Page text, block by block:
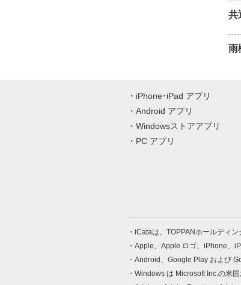
共
雨
iPhone･iPad アプリ
Android アプリ
Windowsストアアプリ
PC アプリ
iCataは、TOPPANホールディン
Apple、Apple ロゴ、iPhone、
Android、Google Play および
Windows は Microsoft Inc.の米